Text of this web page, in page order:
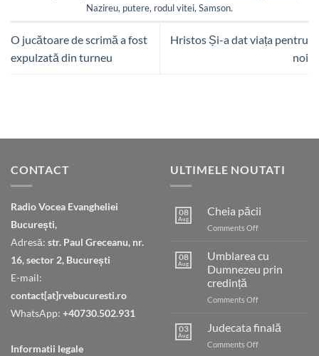
Nazireu, putere, rodul vitei, Samson.
O jucătoare de scrimă a fost
expulzată din turneu
Hristos Și-a dat viața pentru
noi
CONTACT
Radio Vocea Evangheliei
București,
Adresă: str. Paul Greceanu, nr.
16, sector 2, București
E-mail:
contact[at]rvebucuresti.ro
WhatsApp: +40730.502.931
Informatii legale
ULTIMELE NOUTATI
08
Aug
Cheia păcii
Comments Offon
08
Aug
Umblarea cu
Dumnezeu prin
credință
Comments Offon
cu
03
Aug
Judecata finală
Comments Offon